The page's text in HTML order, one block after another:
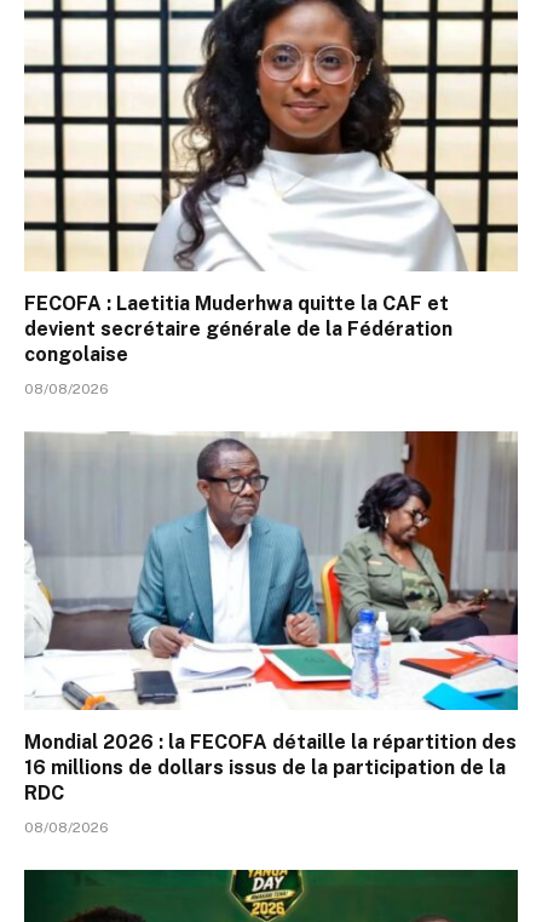
FECOFA : Laetitia Muderhwa quitte la CAF et
devient secrétaire générale de la Fédération
congolaise
08/08/2026
Mondial 2026 : la FECOFA détaille la répartition des
16 millions de dollars issus de la participation de la
RDC
08/08/2026